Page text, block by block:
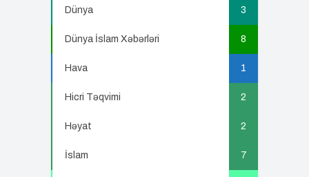
Dünya 3
Dünya İslam Xəbərləri 8
Hava 1
Hicri Təqvimi 2
Həyat 2
İslam 7